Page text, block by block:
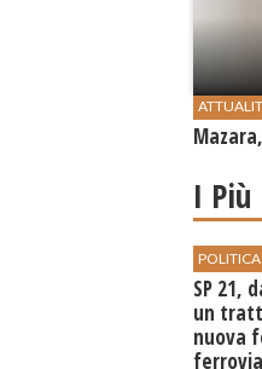
I
POLITICA
SP 21,
un
nuova